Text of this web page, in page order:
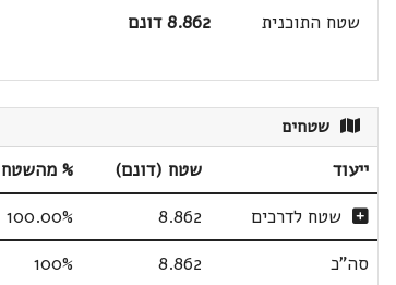
שטח התוכנית
8.862 דונם
שטחים
ייעוד שטח (דונם) % מהשטח
שטח לדרכים
8.862
100.00%
סה"כ
8.862
100%